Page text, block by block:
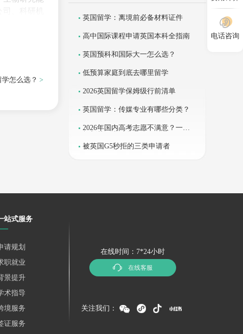
、科研机
怎么选？
英国留学：离境前必备材料证件
高中国际课程申请英国本科全指南
英国预科和国际大一怎么选？
低预算家庭到底去哪里留学
2026英国留学保姆级行前清单
英国留学：传媒专业有哪些分类？
2026年国内高考志愿不满意？一键
被英国G5秒拒的三类申请者
电话咨询
站式服务
请规划
职就业
景提升
术指导
境服务
证服务
在线时间：7*24小时
在线客服
关注我们：